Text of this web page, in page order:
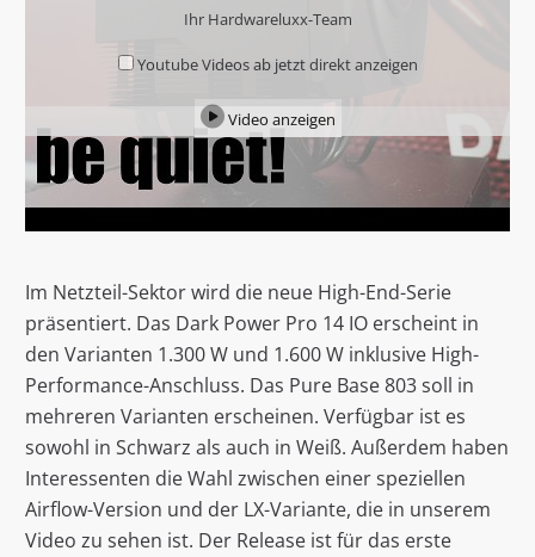
Ihr Hardwareluxx-Team
Youtube Videos ab jetzt direkt anzeigen
Video anzeigen
Im Netzteil-Sektor wird die neue High-End-Serie
präsentiert. Das Dark Power Pro 14 IO erscheint in
den Varianten 1.300 W und 1.600 W inklusive High-
Performance-Anschluss. Das Pure Base 803 soll in
mehreren Varianten erscheinen. Verfügbar ist es
sowohl in Schwarz als auch in Weiß. Außerdem haben
Interessenten die Wahl zwischen einer speziellen
Airflow-Version und der LX-Variante, die in unserem
Video zu sehen ist. Der Release ist für das erste